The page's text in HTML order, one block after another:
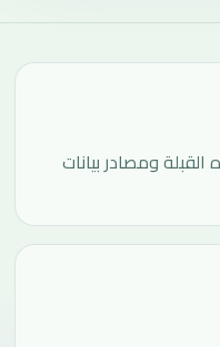
ومصادر بيانات